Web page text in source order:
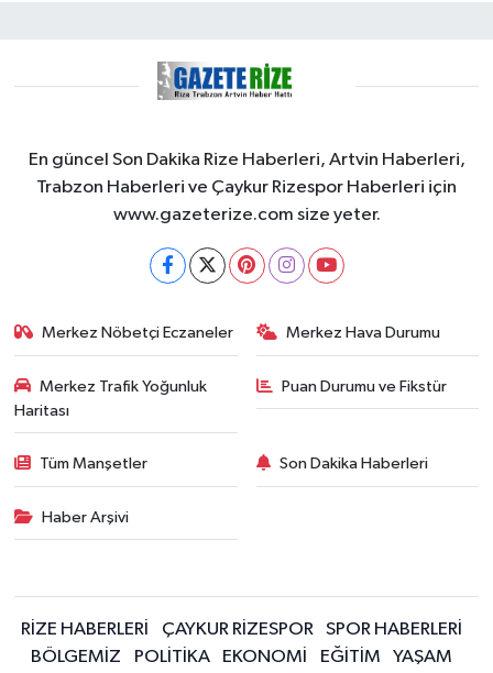
En güncel Son Dakika Rize Haberleri, Artvin Haberleri,
Trabzon Haberleri ve Çaykur Rizespor Haberleri için
www.gazeterize.com size yeter.
Merkez Nöbetçi Eczaneler Merkez Hava Durumu
Merkez Trafik Yoğunluk
Haritası
Puan Durumu ve Fikstür
Tüm Manşetler Son Dakika Haberleri
Haber Arşivi
RİZE HABERLERİ ÇAYKUR RİZESPOR
SPOR HABERLERİ
BÖLGEMİZ
POLİTİKA EKONOMİ EĞİTİM YAŞAM